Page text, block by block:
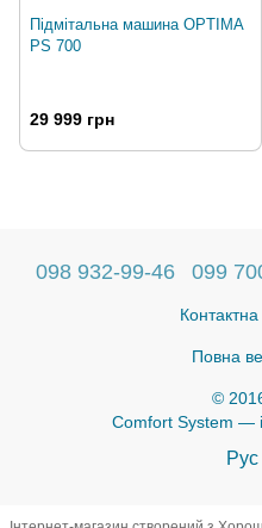
Підмітальна машина OPTIMA
PS 700
29 999 грн
098 932-99-46 099
Повна
©
Comfort System —
Рус